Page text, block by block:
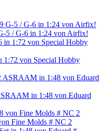
5 / G-6 in 1:24 von Airfix!
von Special Hobby
in 1:48 von Eduard
Fine Molds # NC 2